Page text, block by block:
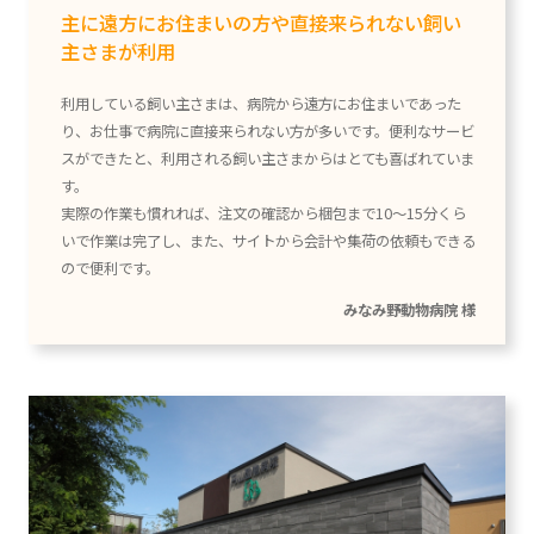
主に遠方にお住まいの方や直接来られない飼い
主さまが利用
利用している飼い主さまは、病院から遠方にお住まいであった
り、お仕事で病院に直接来られない方が多いです。便利なサービ
スができたと、利用される飼い主さまからはとても喜ばれていま
す。
実際の作業も慣れれば、注文の確認から梱包まで10〜15分くら
いで作業は完了し、また、サイトから会計や集荷の依頼もできる
ので便利です。
みなみ野動物病院 様